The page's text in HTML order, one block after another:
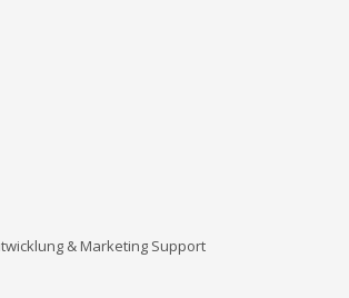
& Marketing Support